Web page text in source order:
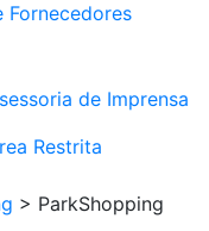
Fornecedores
de Imprensa
Restrita
> ParkShopping